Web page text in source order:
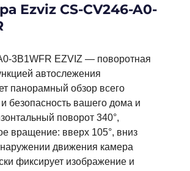
Ezviz CS-CV246-A0-
3B1WFR EZVIZ — поворотная
автослежения
панорамный обзор всего
безопасность вашего дома и
поворот 340°,
вращение: вверх 105°, вниз
движения камера
фиксирует изображение и